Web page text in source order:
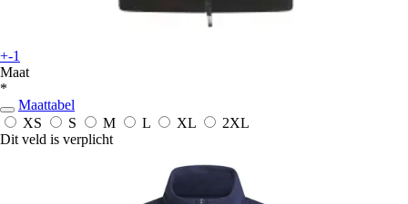
+-1
Maat
*
Maattabel
XS
S M L XL
2XL
Dit veld is verplicht